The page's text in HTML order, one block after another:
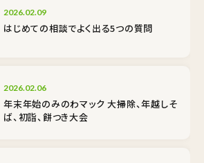
2026.02.09
はじめての相談でよく出る5つの質問
2026.02.06
年末年始のみのわマック 大掃除、年越しそ
ば、初詣、餅つき大会